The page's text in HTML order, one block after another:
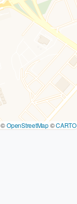
©OpenStreetMap©CARTO